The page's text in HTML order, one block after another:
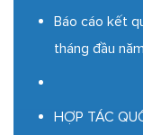
Báo cáo kết
tháng đầu
HỢP TÁC